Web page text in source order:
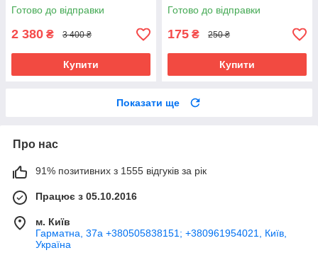
Готово до відправки
2 380 ₴ 3 400 ₴
Купити
Готово до відправки
175 ₴ 250 ₴
Купити
Показати ще
Про нас
91% позитивних з 1555 відгуків за рік
Працює з 05.10.2016
м. Київ
Гарматна, 37а +380505838151; +380961954021, Київ,
Україна